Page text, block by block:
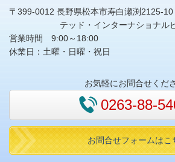
〒399-0012 長野県松本市寿白瀬渕2125-10
テッド・インターナショナルビ
営業時間 9:00～18:00
休業日：土曜・日曜・祝日
お気軽にお問合せくだ
0263-88-
お問合せフォームはこ